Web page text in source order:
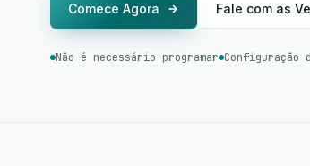
Comece Agora Fale com as
Não é necessário programar Configuração